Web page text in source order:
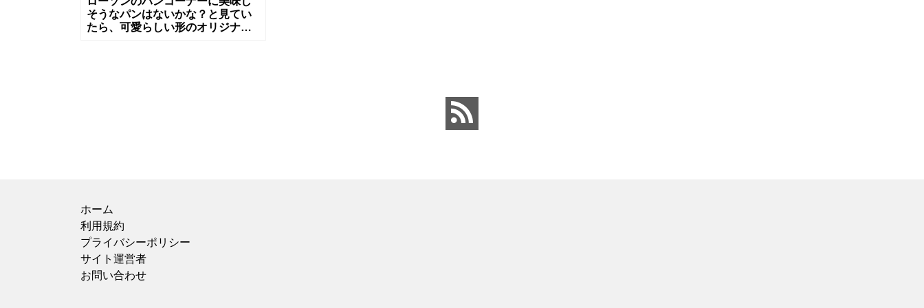
そうなパンはないかな？と見てい
たら、可愛らしい形のオリジナル
ホーム
利用規約
プライバシーポリシー
サイト運営者
お問い合わせ